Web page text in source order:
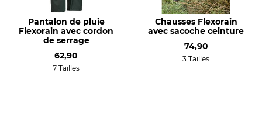
Couleur
vert olive
Taille
Pantalon de pluie
Flexorain avec cordon
de serrage
62,90
7 Tailles
Chausses Flexorain
avec sacoche ceinture
74,90
3 Tailles